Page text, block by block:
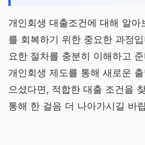
개인회생 대출조건에 대해 알
를 회복하기 위한 중요한 과정
요한 절차를 충분히 이해하고
개인회생 제도를 통해 새로운
으셨다면, 적합한 대출 조건을
통해 한 걸음 더 나아가시길 바